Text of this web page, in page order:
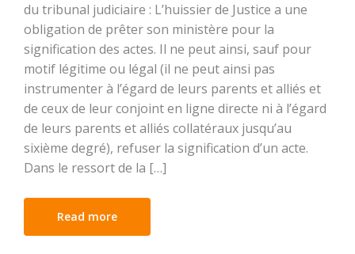
du tribunal judiciaire : L’huissier de Justice a une
obligation de prêter son ministère pour la
signification des actes. Il ne peut ainsi, sauf pour
motif légitime ou légal (il ne peut ainsi pas
instrumenter à l’égard de leurs parents et alliés et
de ceux de leur conjoint en ligne directe ni à l’égard
de leurs parents et alliés collatéraux jusqu’au
sixième degré), refuser la signification d’un acte.
Dans le ressort de la […]
Read more